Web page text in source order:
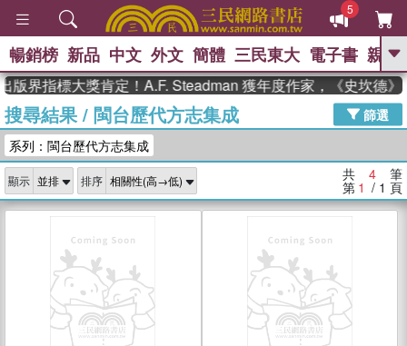
5
GO
熱搜： 東野圭吾 The Odyssey 、
父親節 、 如果歷史是一群喵 、 暑期
念華 、 台灣的李登輝時代 、 數學女
孩：黎曼猜想
偉大的迷走神經
暢銷榜 新品 中文 外文 簡體 三民東大 電子書 親子
版界指標大獎肯定！A.F. Steadman 獲年度作家，《史坎德》
搜尋結果/ 閩台歷代方志集成
篩選
系列：閩台歷代方志集成
顯示 排序 共 4 筆
第 1 / 1 頁